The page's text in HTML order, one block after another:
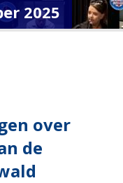
2025
over
de